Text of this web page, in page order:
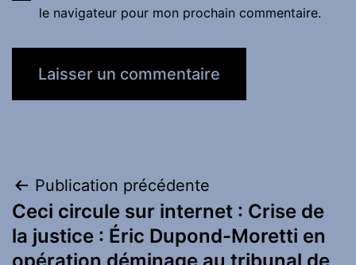
le navigateur pour mon prochain commentaire.
Navigation
de
Publication précédente
Ceci circule sur internet : Crise de
la justice : Éric Dupond-Moretti en